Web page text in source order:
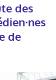
des
de